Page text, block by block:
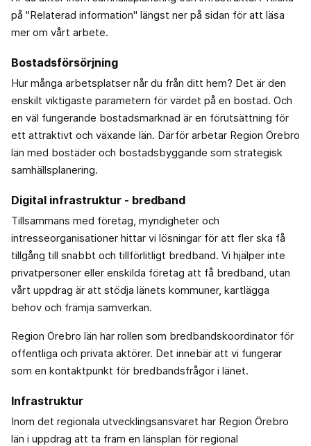
på "Relaterad information" längst ner på sidan för att läsa
mer om vårt arbete.
Bostadsförsörjning
Hur många arbetsplatser når du från ditt hem? Det är den
enskilt viktigaste parametern för värdet på en bostad. Och
en väl fungerande bostadsmarknad är en förutsättning för
ett attraktivt och växande län. Därför arbetar Region Örebro
län med bostäder och bostadsbyggande som strategisk
samhällsplanering.
Digital infrastruktur - bredband
Tillsammans med företag, myndigheter och
intresseorganisationer hittar vi lösningar för att fler ska få
tillgång till snabbt och tillförlitligt bredband. Vi hjälper inte
privatpersoner eller enskilda företag att få bredband, utan
vårt uppdrag är att stödja länets kommuner, kartlägga
behov och främja samverkan.
Region Örebro län har rollen som bredbandskoordinator för
offentliga och privata aktörer. Det innebär att vi fungerar
som en kontaktpunkt för bredbandsfrågor i länet.
Infrastruktur
Inom det regionala utvecklingsansvaret har Region Örebro
län i uppdrag att ta fram en länsplan för regional